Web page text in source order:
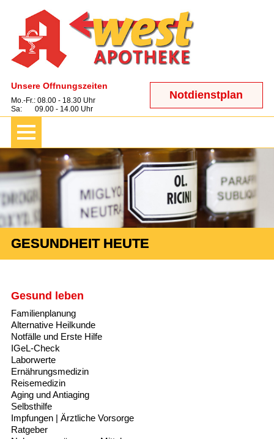
Unsere Öffnungszeiten
Mo.-Fr.: 08.00 - 18.30 Uhr
Sa: 09.00 - 14.00 Uhr
Notdienstplan
GESUNDHEIT HEUTE
Gesund leben
Familienplanung
Alternative Heilkunde
Notfälle und Erste Hilfe
IGeL-Check
Laborwerte
Ernährungsmedizin
Reisemedizin
Aging und Antiaging
Selbsthilfe
Impfungen | Ärztliche Vorsorge
Ratgeber